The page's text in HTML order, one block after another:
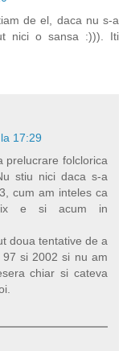
de el, daca nu s-a
nici o sansa :))). Iti
17:29
prelucrare folclorica
stiu nici daca s-a
cum am inteles ca
e si acum in
doua tentative de a
si 2002 si nu am
chiar si cateva